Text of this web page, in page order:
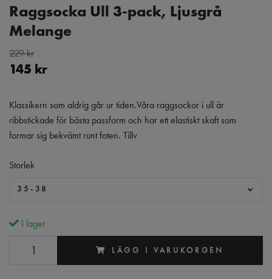
Raggsocka Ull 3-pack, Ljusgrå
Melange
229 kr
145 kr
Klassikern som aldrig går ur tiden.Våra raggsockor i ull är
ribbstickade för bästa passform och har ett elastiskt skaft som
formar sig bekvämt runt foten. Tillv
Storlek
35-38
I lager
LÄGG I VARUKORGEN